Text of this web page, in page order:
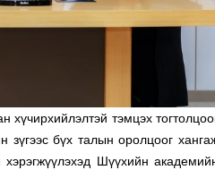
тэмцэх
зүгээс бүх талын оролцоог
Шүүхийн